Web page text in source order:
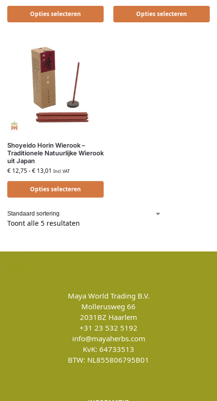
Opties selecteren Opties selecteren
Shoyeido Horin Wierook –
Traditionele Natuurlijke Wierook
uit Japan
€ 12,75-€ 13,01 Incl. VAT
Opties selecteren
Toont alle 5 resultaten
Maya World Trading B.V.
Mollerusweg 66
2031BZ Haarlem
+31 23 532 5192
info@mayaherbs.com
KvK: 64733513
BTW: NL855806795B01